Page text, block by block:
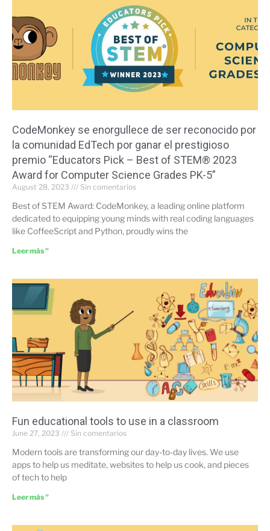
CodeMonkey se enorgullece de ser reconocido por
la comunidad EdTech por ganar el prestigioso
premio “Educators Pick – Best of STEM® 2023
Award for Computer Science Grades PK-5”
August 28, 2023 Sin comentarios
Best of STEM Award: CodeMonkey, a leading online platform
dedicated to equipping young minds with real coding languages
like CoffeeScript and Python, proudly wins the
Leer más "
Fun educational tools to use in a classroom
June 27, 2023 Sin comentarios
Modern tools are transforming our day-to-day lives. We use
apps to help us meditate, websites to help us cook, and pieces
of tech to help
Leer más "